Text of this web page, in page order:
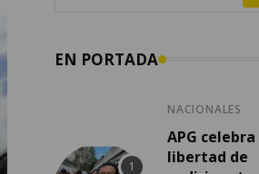
EN PORTADA
NACIONALES
APG celebra
libertad de